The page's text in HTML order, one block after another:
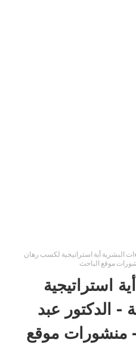
البشرية أية استراتيجية لكسب رهان
موقع الباحث
استراتيجية
- الدكتور عبد
منشورات موقع